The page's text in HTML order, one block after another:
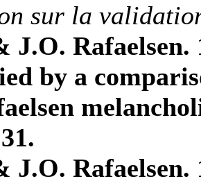
sur la
J.O. Rafaelsen.
by a
J.O. Rafaelsen.